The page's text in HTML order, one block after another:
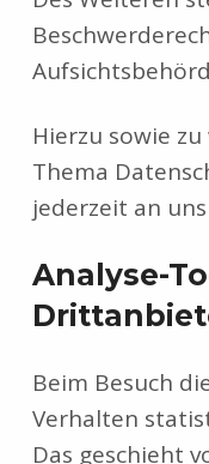
Hierzu sowie
Thema
jederzeit an
Analyse-
Beim Besuch
Verhalten
Das geschieht